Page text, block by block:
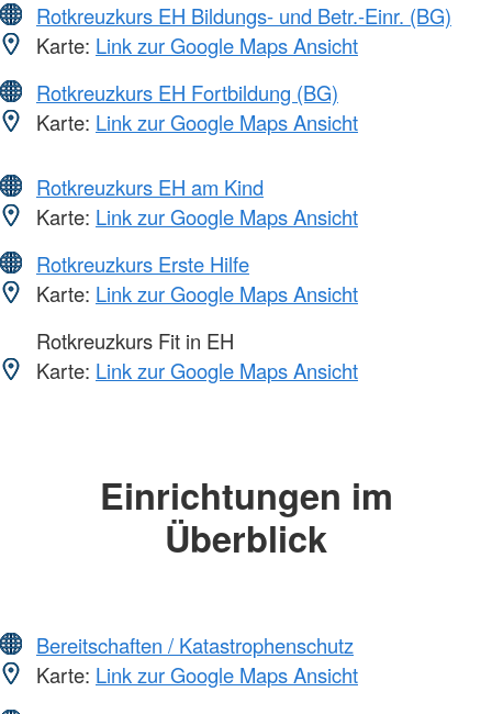
Rotkreuzkurs EH Bildungs- und Betr.-Einr. (BG)
Karte: Link zur Google Maps Ansicht
Rotkreuzkurs EH Fortbildung (BG)
Karte: Link zur Google Maps Ansicht
Rotkreuzkurs EH am Kind
Karte: Link zur Google Maps Ansicht
Rotkreuzkurs Erste Hilfe
Karte: Link zur Google Maps Ansicht
Rotkreuzkurs Fit in EH
Karte: Link zur Google Maps Ansicht
Einrichtungen im
Überblick
Bereitschaften / Katastrophenschutz
Karte: Link zur Google Maps Ansicht